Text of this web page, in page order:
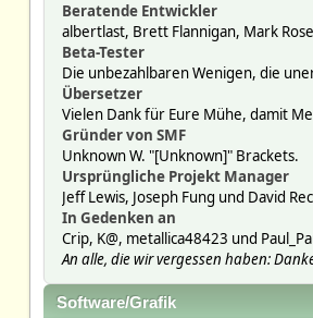
Beratende Entwickler
albertlast, Brett Flannigan, Mark
Beta-Tester
Die unbezahlbaren Wenigen, die
Übersetzer
Vielen Dank für Eure Mühe, damit
Gründer von SMF
Unknown W. "[Unknown]" Brackets.
Ursprüngliche Projekt Manager
Jeff Lewis, Joseph Fung und David
In Gedenken an
Crip, K@, metallica48423 und
An alle, die wir vergessen haben:
Software/Grafik